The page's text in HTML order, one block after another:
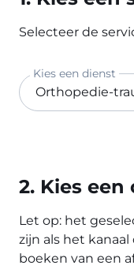
Selecteer de
Kies een dienst
2. Kies een
Let op: het
zijn als het
boeken van een